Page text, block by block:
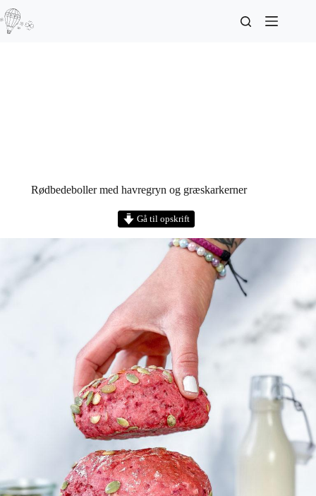
Rødbedeboller med havregryn og græskarkerner
Gå til opskrift